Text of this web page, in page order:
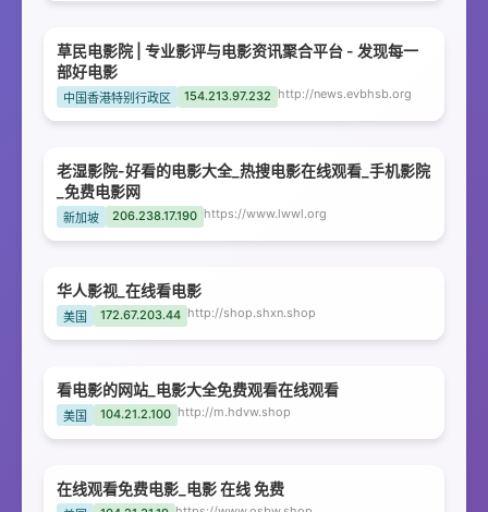
草民电影院 | 专业影评与电影资讯聚合平台 - 发现每一
部好电影
中国香港特别行政区 154.213.97.232 http://news.evbhsb.org
老湿影院-好看的电影大全_热搜电影在线观看_手机影院
_免费电影网
新加坡 206.238.17.190 https://www.lwwl.org
华人影视_在线看电影
美国 172.67.203.44 http://shop.shxn.shop
看电影的网站_电影大全免费观看在线观看
美国 104.21.2.100 http://m.hdvw.shop
在线观看免费电影_电影 在线 免费